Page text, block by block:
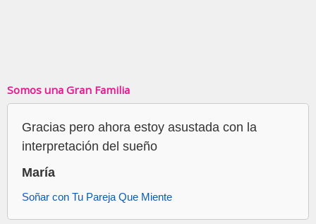
Somos una Gran Familia
Gracias pero ahora estoy asustada con la
interpretación del sueño
María
Soñar con Tu Pareja Que Miente